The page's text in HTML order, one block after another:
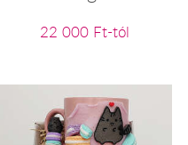
22 000 Ft-tól